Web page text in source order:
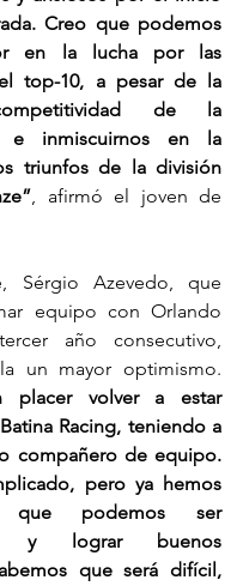
Creo que podemos
en la lucha por las
top-10, a pesar de la
de la
e inmiscuirnos en la
triunfos de la división
, afirmó el joven de
Sérgio Azevedo, que
equipo con Orlando
año consecutivo,
placer volver a estar
Racing, teniendo a
compañero de equipo.
pero ya hemos
que podemos ser
y lograr buenos
que será difícil,